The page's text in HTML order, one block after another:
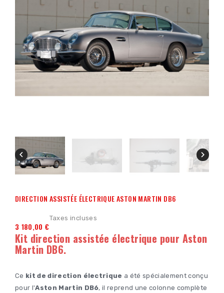
 
DIRECTION ASSISTÉE ÉLECTRIQUE ASTON MARTIN DB6
3 180,00 €
Taxes incluses
Kit direction assistée électrique pour Aston
Martin DB6.
Ce kit de direction électrique a été spécialement conçu
pour l'Aston Martin DB6, il reprend une colonne complète